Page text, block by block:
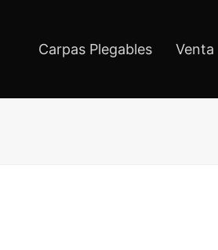
Carpas Plegables Venta